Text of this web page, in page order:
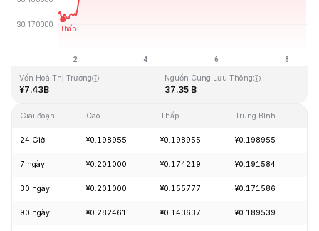
Cập Nhật Lần Cuối: 2026-08-08, 12:56 GMT+0
Vốn Hoá Thị Trường
¥7.43B
Nguồn Cung Lưu Thông
37.35 B
Giai đoạn Cao Thấp Trung Bình
24 Giờ ¥0.198955 ¥0.198955 ¥0.198955
7 ngày ¥0.201000 ¥0.174219 ¥0.191584
30 ngày ¥0.201000 ¥0.155777 ¥0.171586
90 ngày ¥0.282461 ¥0.143637 ¥0.189539